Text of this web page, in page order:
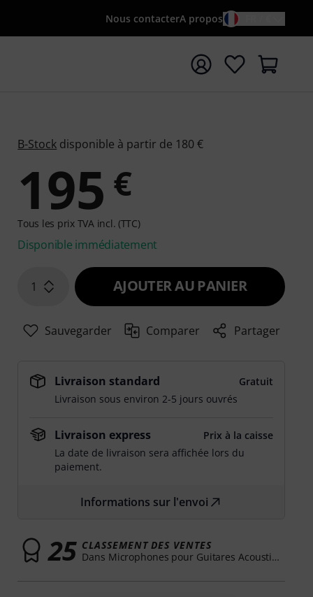
Nous contacterA propos
la recherche avec le terme de recherche
B-Stock disponible à partir de 180 €
195 €
Tous les prix TVA incl. (TTC)
Disponible immédiatement
1 AJOUTER AU PANIER
Sauvegarder Comparer Partager
Livraison standard
Gratuit
Livraison sous environ 2-5 jours ouvrés
Livraison express
Prix à la caisse
La date de livraison sera affichée lors du
paiement.
Informations sur l'envoi
25 CLASSEMENT DES VENTES
Dans Microphones pour Guitares Acoustiques